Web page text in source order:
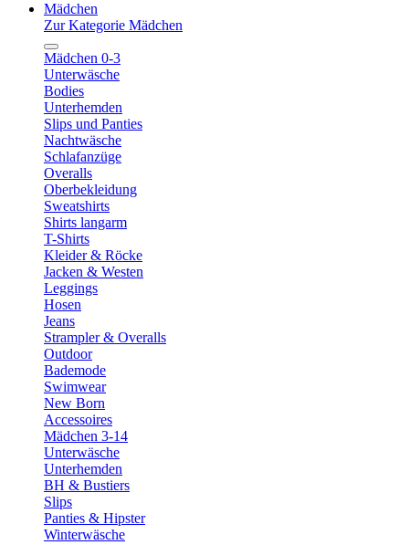
Mädchen
Zur Kategorie Mädchen
Mädchen 0-3
Unterwäsche
Bodies
Unterhemden
Slips und Panties
Nachtwäsche
Schlafanzüge
Overalls
Oberbekleidung
Sweatshirts
Shirts langarm
T-Shirts
Kleider & Röcke
Jacken & Westen
Leggings
Hosen
Jeans
Strampler & Overalls
Outdoor
Bademode
Swimwear
New Born
Accessoires
Mädchen 3-14
Unterwäsche
Unterhemden
BH & Bustiers
Slips
Panties & Hipster
Winterwäsche